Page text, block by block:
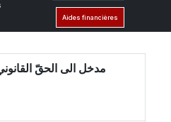
Aides financières
مدخل الى الحقّ